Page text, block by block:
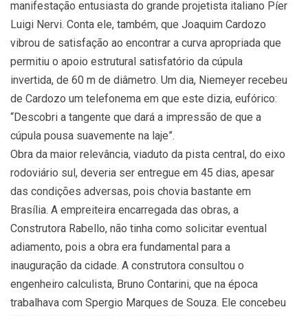
manifestação entusiasta do grande projetista italiano Píer
Luigi Nervi. Conta ele, também, que Joaquim Cardozo
vibrou de satisfação ao encontrar a curva apropriada que
permitiu o apoio estrutural satisfatório da cúpula
invertida, de 60 m de diâmetro. Um dia, Niemeyer recebeu
de Cardozo um telefonema em que este dizia, eufórico:
“Descobri a tangente que dará a impressão de que a
cúpula pousa suavemente na laje”.
Obra da maior relevância, viaduto da pista central, do eixo
rodoviário sul, deveria ser entregue em 45 dias, apesar
das condições adversas, pois chovia bastante em
Brasília. A empreiteira encarregada das obras, a
Construtora Rabello, não tinha como solicitar eventual
adiamento, pois a obra era fundamental para a
inauguração da cidade. A construtora consultou o
engenheiro calculista, Bruno Contarini, que na época
trabalhava com Spergio Marques de Souza. Ele concebeu